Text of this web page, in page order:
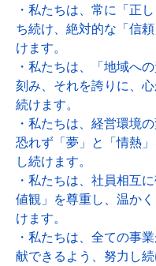
・私たちは、常に「正
ち続け、絶対的な「信
けます。
・私たちは、「地域へ
刻み、それを誇りに、
続けます。
・私たちは、経営環境
恐れず「夢」と「情熱
し続けます。
・私たちは、社員相互
値観」を尊重し、温か
けます。
・私たちは、全ての事
献できるよう、努力し続